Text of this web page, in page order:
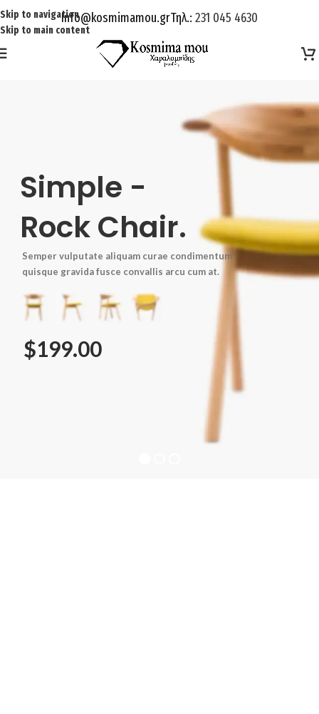
Skip to navigation
Skip to main content
Info@kosmimamou.grΤηλ.: 231 045 4630
Simple -
Rock Chair.
Semper vulputate aliquam curae condimentum
quisque gravida fusce convallis arcu cum at.
$199.00